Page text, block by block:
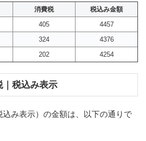
消費税
税込み金額
405
4457
324
4376
202 4254
｜税込み表示
み表示）の金額は、以下の通りで